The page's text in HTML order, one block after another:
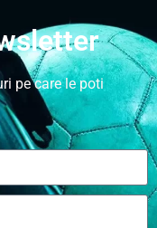
pe care le poti